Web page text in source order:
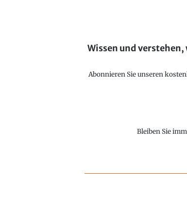
Wissen und
Abonnieren Sie unseren
Bleiben Sie